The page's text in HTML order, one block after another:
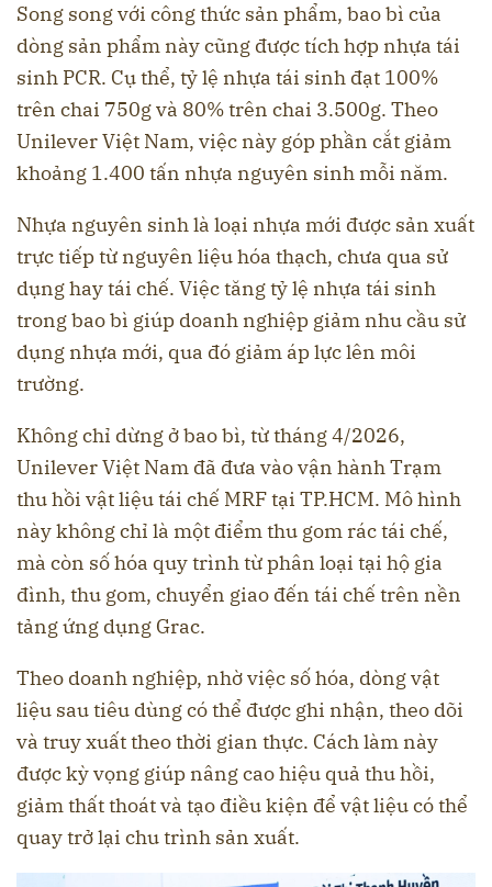
Song song với công thức sản phẩm, bao bì của
dòng sản phẩm này cũng được tích hợp nhựa tái
sinh PCR. Cụ thể, tỷ lệ nhựa tái sinh đạt 100%
trên chai 750g và 80% trên chai 3.500g. Theo
Unilever Việt Nam, việc này góp phần cắt giảm
khoảng 1.400 tấn nhựa nguyên sinh mỗi năm.
Nhựa nguyên sinh là loại nhựa mới được sản xuất
trực tiếp từ nguyên liệu hóa thạch, chưa qua sử
dụng hay tái chế. Việc tăng tỷ lệ nhựa tái sinh
trong bao bì giúp doanh nghiệp giảm nhu cầu sử
dụng nhựa mới, qua đó giảm áp lực lên môi
trường.
Không chỉ dừng ở bao bì, từ tháng 4/2026,
Unilever Việt Nam đã đưa vào vận hành Trạm
thu hồi vật liệu tái chế MRF tại TP.HCM. Mô hình
này không chỉ là một điểm thu gom rác tái chế,
mà còn số hóa quy trình từ phân loại tại hộ gia
đình, thu gom, chuyển giao đến tái chế trên nền
tảng ứng dụng Grac.
Theo doanh nghiệp, nhờ việc số hóa, dòng vật
liệu sau tiêu dùng có thể được ghi nhận, theo dõi
và truy xuất theo thời gian thực. Cách làm này
được kỳ vọng giúp nâng cao hiệu quả thu hồi,
giảm thất thoát và tạo điều kiện để vật liệu có thể
quay trở lại chu trình sản xuất.